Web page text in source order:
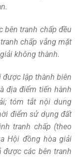
bên tranh chấp đều
chấp vắng mặt
không thành.
được lập thành biên
địa điểm tiến hành
tóm tắt nội dung
điểm sử dụng đất
tranh chấp (theo
Hội đồng hòa giải
các bên tranh